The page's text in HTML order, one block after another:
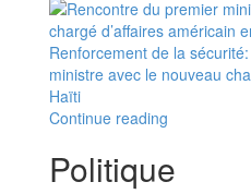
Renforcement de la
ministre avec le nouveau
Haïti
Continue reading
Politique